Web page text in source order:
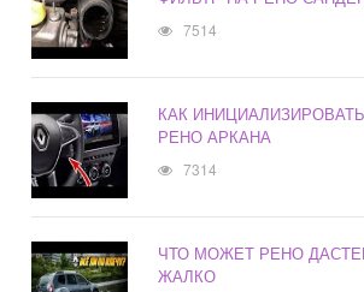
7514
КАК
РЕНО АРКАНА
7314
ЧТО МОЖЕТ РЕНО
ЖАЛКО